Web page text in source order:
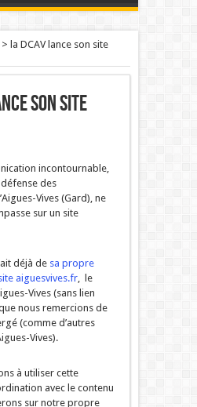
la DCAV lance son site
son site
incontournable,
défense des
Vives (Gard), ne
sur un site
déjà de sa propre
aiguesvives.fr, le
Vives (sans lien
nous remercions de
(comme d’autres
Vives).
à utiliser cette
avec le contenu
sur notre propre